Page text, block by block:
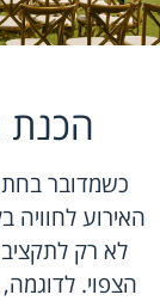
הכנת
כשמדובר
האירוע
לא רק
הצפוי.